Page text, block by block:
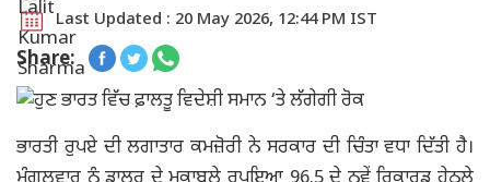
Last Updated : 20 May 2026, 12:44 PM IST
Share:
ਭਾਰਤੀ ਰੁਪਏ ਦੀ ਲਗਾਤਾਰ ਕਮਜ਼ੋਰੀ ਨੇ ਸਰਕਾਰ ਦੀ ਚਿੰਤਾ ਵਧਾ ਦਿੱਤੀ ਹੈ।